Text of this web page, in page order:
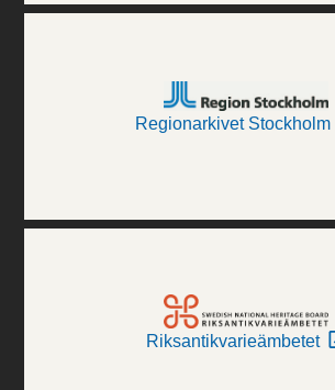
Regionarkivet Stockholm
Riksantikvarieämbetet